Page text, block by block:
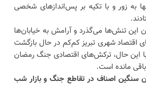
به زور و با تکیه بر پس‌اندازهای شخصی
این تنش‌ها می‌گذرد و آرامش به خیابان‌ها
اقتصاد شهری تبریز کم‌کم در حال بازگشت
این حال، ترکش‌های اقتصادی جنگ رمضان
مانده است.
تاوان سنگین اصناف در تقاطع جنگ و بازار شب